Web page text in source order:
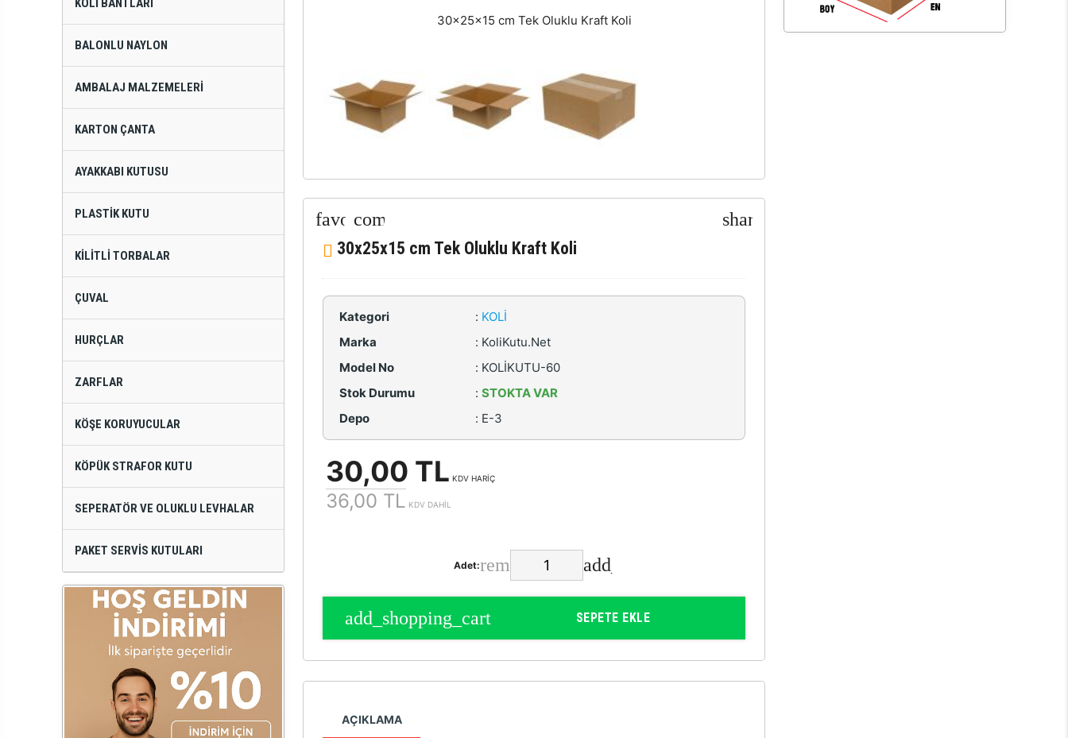
KOLI BANTLARI
BALONLU NAYLON
AMBALAJ MALZEMELERI
KARTON ÇANTA
AYAKKABI KUTUSU
PLASTIK KUTU
KILITLI TORBALAR
ÇUVAL
HURÇLAR
ZARFLAR
KÖŞE KORUYUCULAR
KÖPÜK STRAFOR KUTU
SEPERATÖR VE OLUKLU LEVHALAR
PAKET SERVIS KUTULARI
30x25x15 cm Tek Oluklu Kraft Koli
30x25x15 cm Tek Oluklu Kraft Koli
Kategori : KOLI
Marka
: KoliKutu.Net
Model No
: KOLİKUTU-60
Stok Durumu
: STOKTA VAR
Depo
: E-3
30,00 TL KDV HARİÇ
36,00 TL KDV DAHİL
Adet:
SEPETE EKLE
AÇIKLAMA